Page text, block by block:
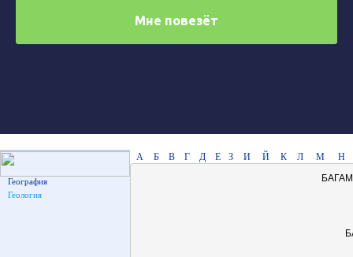
География
Геология
А Б В Г Д Е З И Й К Л М
Н